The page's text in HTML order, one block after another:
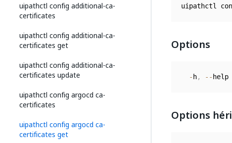
uipathctl config additional-ca-
certificates
uipathctl config additional-ca-
certificates get
uipathctl config additional-ca-
certificates update
uipathctl config argocd ca-
certificates
uipathctl config argocd ca-
certificates get
uipathctl
Options
- h, --
Options